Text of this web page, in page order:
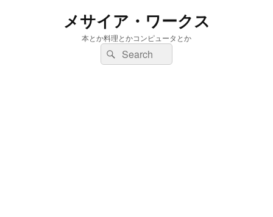
メサイア・ワークス
本とか料理とかコンピュータとか
検
索:
検
索